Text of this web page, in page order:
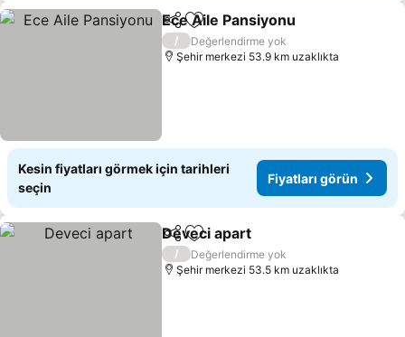
PaylaşFavorilerime ekle
Ece Aile Pansiyonu
/
Değerlendirme yok
Şehir merkezi 53.9 km uzaklıkta
Kesin fiyatları görmek için tarihleri
seçin
Fiyatları görün
PaylaşFavorilerime ekle
Deveci apart
/
Değerlendirme yok
Şehir merkezi 53.5 km uzaklıkta